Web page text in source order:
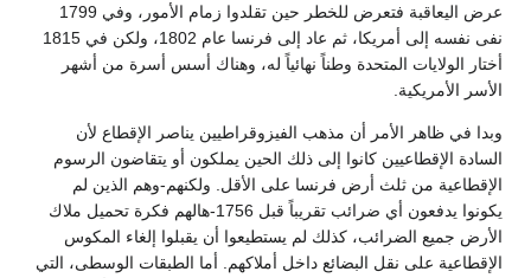
عرض اليعاقبة فتعرض للخطر حين تقلدوا زمام الأمور، وفي 1799
نفى نفسه إلى أمريكا، ثم عاد إلى فرنسا عام 1802، ولكن في 1815
أختار الولايات المتحدة وطناً نهائياً له، وهناك أسس أسرة من أشهر
الأسر الأمريكية.
وبدا في ظاهر الأمر أن مذهب الفيزوقراطيين يناصر الإقطاع لأن
السادة الإقطاعيين كانوا إلى ذلك الحين يملكون أو يتقاضون الرسوم
الإقطاعية من ثلث أرض فرنسا على الأقل. ولكنهم-وهم الذين لم
يكونوا يدفعون أي ضرائب تقريباً قبل 1756-هالهم فكرة تحميل ملاك
الأرض جميع الضرائب، كذلك لم يستطيعوا أن يقبلوا إلغاء المكوس
الإقطاعية على نقل البضائع داخل أملاكهم. أما الطبقات الوسطى، التي